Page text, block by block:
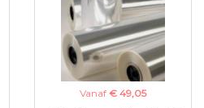
Vanaf € 49,05